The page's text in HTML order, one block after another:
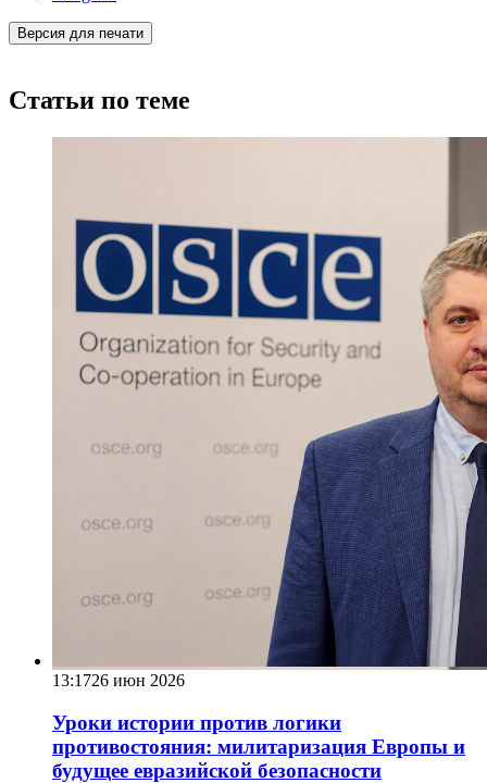
Версия для печати
Статьи по теме
13:1726 июн 2026
Уроки истории против логики
противостояния: милитаризация Европы и
будущее евразийской безопасности